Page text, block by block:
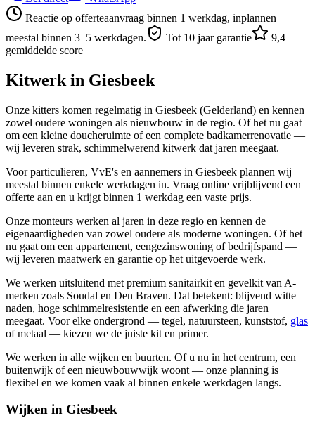
Reactie op offerteaanvraag binnen 1 werkdag, inplannen
meestal binnen 3–5 werkdagen.
Tot 10 jaar garantie
9,4
gemiddelde score
Kitwerk in Giesbeek
Onze kitters komen regelmatig in Giesbeek (Gelderland) en kennen
zowel oudere woningen als nieuwbouw in de regio. Of het nu gaat
om een kleine doucheruimte of een complete badkamerrenovatie —
wij leveren strak, schimmelwerend kitwerk dat jaren meegaat.
Voor particulieren, VvE's en aannemers in Giesbeek plannen wij
meestal binnen enkele werkdagen in. Vraag online vrijblijvend een
offerte aan en u krijgt binnen 1 werkdag een vaste prijs.
Onze monteurs werken al jaren in deze regio en kennen de
eigenaardigheden van zowel oudere als moderne woningen. Of het
nu gaat om een appartement, eengezinswoning of bedrijfspand —
wij leveren maatwerk en garantie op het uitgevoerde werk.
We werken uitsluitend met premium sanitairkit en gevelkit van A-
merken zoals Soudal en Den Braven. Dat betekent: blijvend witte
naden, hoge schimmelresistentie en een afwerking die jaren
meegaat. Voor elke ondergrond — tegel, natuursteen, kunststof, glas
of metaal — kiezen we de juiste kit en primer.
We werken in alle wijken en buurten. Of u nu in het centrum, een
buitenwijk of een nieuwbouwwijk woont — onze planning is
flexibel en we komen vaak al binnen enkele werkdagen langs.
Wijken in Giesbeek